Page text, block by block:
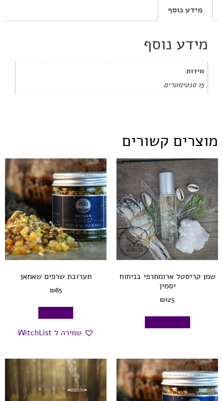
מידע נוסף
מידע נוסף
מידות
15 סנטימטרים
מוצרים קשורים
שמן קריסטל ארומתרפי בניחוח
יסמין
₪125
תערובת שרפים שאמאן
₪85
שמירה ל WitchList